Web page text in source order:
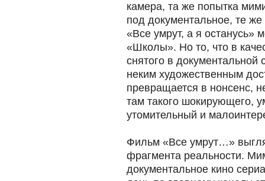
камера, та же попытка
под документальное, те же
«Все умрут, а я останусь»
«Школы». Но то, что в
снятого в документальной
неким художественным
превращается в нонсенс,
там такого шокирующего,
утомительный и
Фильм «Все умрут…»
фрагмента реальности.
документальное кино